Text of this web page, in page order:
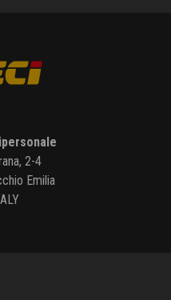
2-4
Emilia